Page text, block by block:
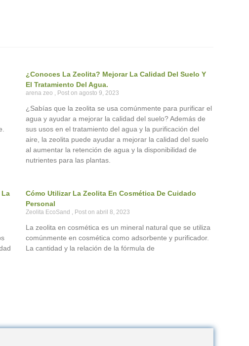
¿Conoces La Zeolita? Mejorar La Calidad Del Suelo Y
El Tratamiento Del Agua.
arena zeo agosto 9, 2023
¿Sabías que la zeolita se usa comúnmente para purificar el
agua y ayudar a mejorar la calidad del suelo? Además de
sus usos en el tratamiento del agua y la purificación del
aire, la zeolita puede ayudar a mejorar la calidad del suelo
al aumentar la retención de agua y la disponibilidad de
nutrientes para las plantas.
La
Cómo Utilizar La Zeolita En Cosmética De Cuidado
Personal
Zeolita EcoSand abril 8, 2023
La zeolita en cosmética es un mineral natural que se utiliza
comúnmente en cosmética como adsorbente y purificador.
La cantidad y la relación de la fórmula de